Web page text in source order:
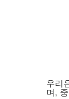
우리
며,